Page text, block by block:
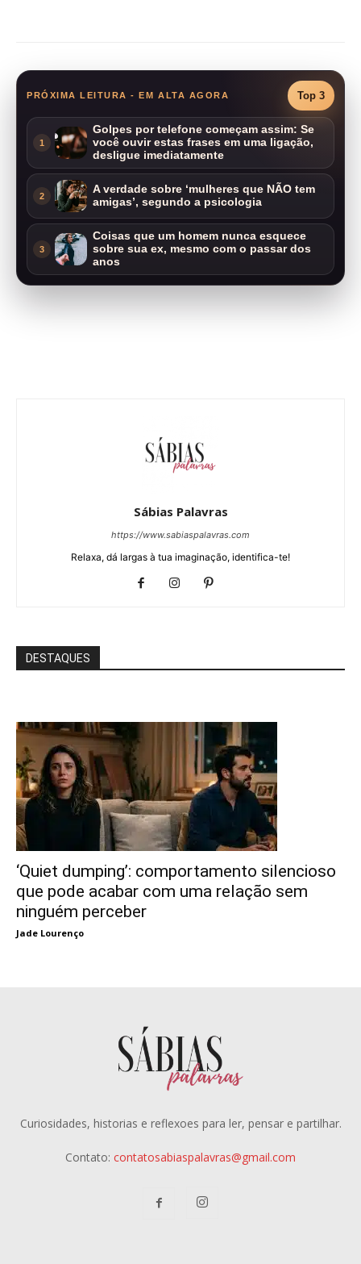
PRÓXIMA LEITURA - EM ALTA AGORA Top 3
1
Golpes por telefone começam assim: Se
você ouvir estas frases em uma ligação,
desligue imediatamente
2
A verdade sobre ‘mulheres que NÃO tem
amigas’, segundo a psicologia
3
Coisas que um homem nunca esquece
sobre sua ex, mesmo com o passar dos
anos
Sábias Palavras
https://www.sabiaspalavras.com
Relaxa, dá largas à tua imaginação, identifica-te!
DESTAQUES
‘Quiet dumping’: comportamento silencioso
que pode acabar com uma relação sem
ninguém perceber
Jade Lourenço
Curiosidades, historias e reflexoes para ler, pensar e partilhar.
Contato: contatosabiaspalavras@gmail.com